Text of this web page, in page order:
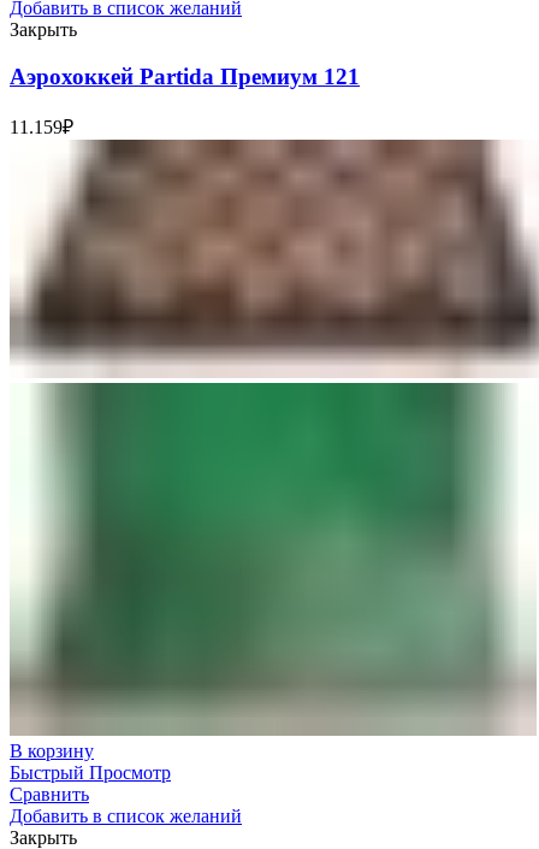
Добавить в список желаний
Закрыть
Аэрохоккей Partida Премиум 121
11.159₽
В корзину
Быстрый Просмотр
Сравнить
Добавить в список желаний
Закрыть